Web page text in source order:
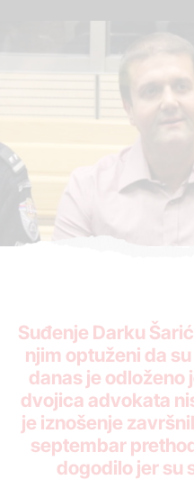
Suđenje Darku
njim optuženi da
danas je odloženo
dvojica advokata
je iznošenje
septembar
dogodilo jer su